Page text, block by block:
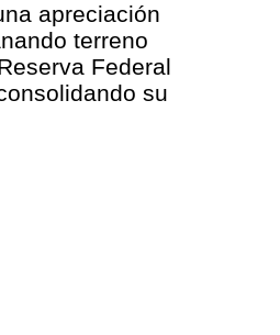
apreciación
terreno
Federal
su